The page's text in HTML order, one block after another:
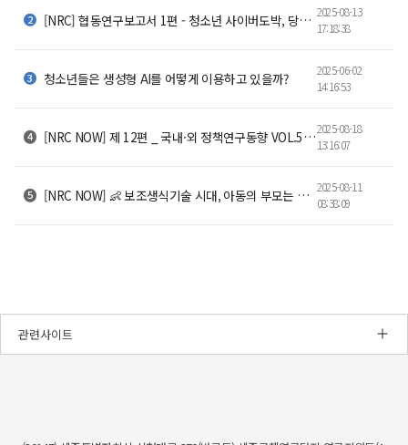
[NRC] 협동연구보고서 1편 - 청소년 사이버도박, 당신은 얼마나 알고 계신가요? 2025-08-13
17:18:38
청소년들은 생성형 AI를 어떻게 이용하고 있을까?
2025-06-02
14:16:53
[NRC NOW] 제 12편 _ 국내·외 정책연구동향 VOL.5 | 💸 4조 6천억 원의 이동, 🏥 아픔 몸을 싣고 서울로 떠나는 환자들2025-08-18
13:16:07
[NRC NOW] 👶 보조생식기술 시대, 아동의 부모는 누구인가? | 국내·외 정책연구동향 VOL.5 2025-08-11
08:38:09
관련사이트